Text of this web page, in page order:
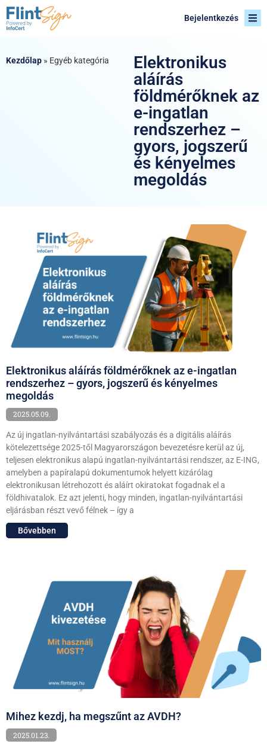
Bejelentkezés
Kezdőlap » Egyéb kategória
Elektronikus
aláírás
földmérőknek az
e-ingatlan
rendszerhez –
gyors, jogszerű
és kényelmes
megoldás
Elektronikus aláírás földmérőknek az e-ingatlan
rendszerhez – gyors, jogszerű és kényelmes
megoldás
2025.05.09.
Az új ingatlan-nyilvántartási szabályozás és a digitális aláírás
kötelezettsége 2025-től Magyarországon bevezetésre kerül az új,
teljesen elektronikus alapú ingatlan-nyilvántartási rendszer, az E-ING,
amelyben a papíralapú dokumentumok helyett kizárólag
elektronikusan létrehozott és aláírt okiratokat fogadnak el a
földhivatalok. Ez azt jelenti, hogy minden, ingatlan-nyilvántartási
eljárásban részt vevő félnek – így a
Bővebben
Mihez kezdj, ha megszűnt az AVDH?
2025.01.23.